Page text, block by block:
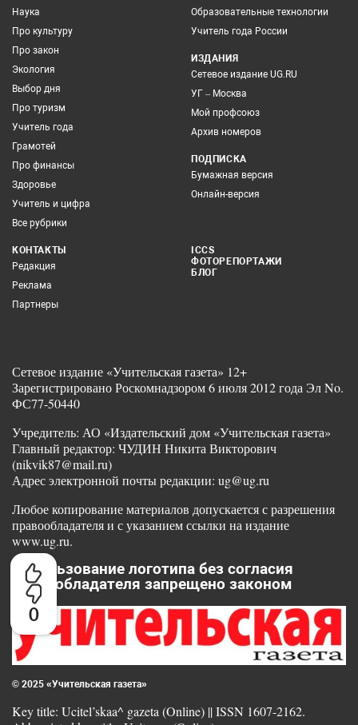
0
Наука
Про культуру
Про закон
Экология
Выбор дня
Про туризм
Учитель года
Грамотей
Про финансы
Здоровье
Учитель и цифра
Все рубрики
Образовательные технологии
Учитель года России
ИЗДАНИЯ
Сетевое издание UG.RU
УГ – Москва
Мой профсоюз
Архив номеров
ПОДПИСКА
Бумажная версия
Онлайн-версия
КОНТАКТЫ
Редакция
Реклама
Партнеры
ICCS
ФОТОРЕПОРТАЖИ
БЛОГ
Сетевое издание «Учительская газета» 12+
Зарегистрировано Роскомнадзором 6 июля 2012 года Эл No.
ФС77-50440
Учредитель: АО «Издательский дом «Учительская газета»
Главный редактор: ЧУДИН Никита Викторович
(nikvik87@mail.ru)
Адрес электронной почты редакции: ug@ug.ru
Любое копирование материалов допускается с разрешения
правообладателя и с указанием ссылки на издание
www.ug.ru.
Использование логотипа без согласия
правообладателя запрещено законом
© 2025 «Учительская газета»
Key title: Ucitel’skaa^ gazeta (Online) || ISSN 1607-2162.